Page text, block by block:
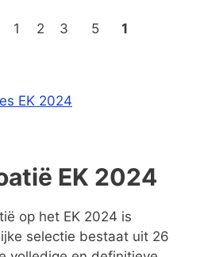
1 2 3 5 1
EK 2024
EK 2024
op het EK 2024 is
selectie bestaat uit 26